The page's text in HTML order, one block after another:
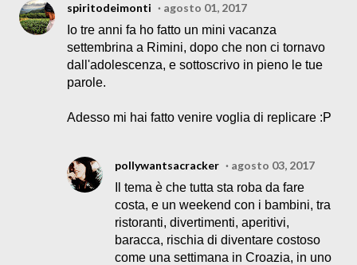
spiritodeimonti
agosto 01, 2017
Io tre anni fa ho fatto un mini vacanza
settembrina a Rimini, dopo che non ci tornavo
dall'adolescenza, e sottoscrivo in pieno le tue
parole.
Adesso mi hai fatto venire voglia di replicare :P
pollywantsacracker
agosto 03, 2017
Il tema è che tutta sta roba da fare
costa, e un weekend con i bambini, tra
ristoranti, divertimenti, aperitivi,
baracca, rischia di diventare costoso
come una settimana in Croazia, in uno